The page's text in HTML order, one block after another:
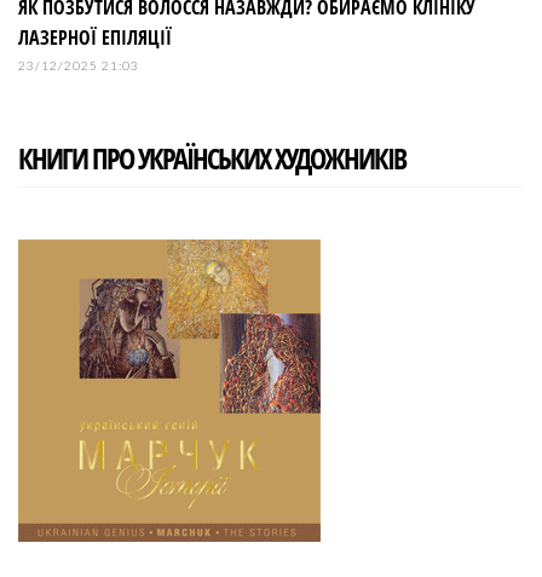
ЯК ПОЗБУТИСЯ ВОЛОССЯ НАЗАВЖДИ? ОБИРАЄМО КЛІНІКУ
ЛАЗЕРНОЇ ЕПІЛЯЦІЇ
23/12/2025 21:03
КНИГИ ПРО УКРАЇНСЬКИХ ХУДОЖНИКІВ